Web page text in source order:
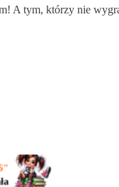
A tym, którzy nie